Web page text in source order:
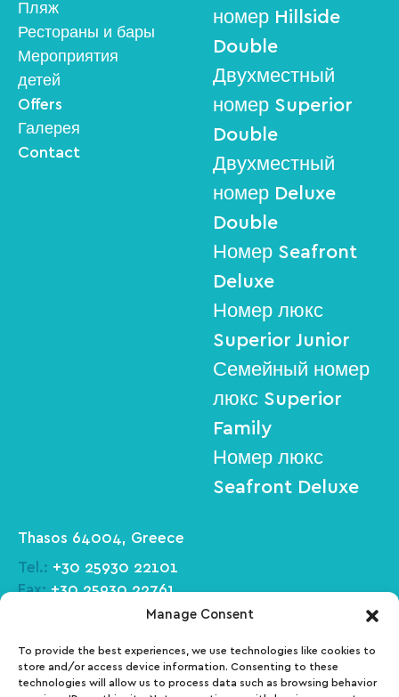
Manage Consent
To provide the best experiences, we use technologies like cookies to
store and/or access device information. Consenting to these
technologies will allow us to process data such as browsing behavior
Пляж
Рестораны и бары
Мероприятия
детей
Offers
Галерея
Contact
номер Hillside
Double
Двухместный
номер Superior
Double
Двухместный
номер Deluxe
Double
Номер Seafront
Deluxe
Номер люкс
Superior Junior
Семейный номер
люкс Superior
Family
Номер люкс
Seafront Deluxe
Thasos 64004, Greece
Tel.: +30 25930 22101
Fax: +30 25930 22761
info@makryammos-hotel.gr
Facebook Tripadvisor